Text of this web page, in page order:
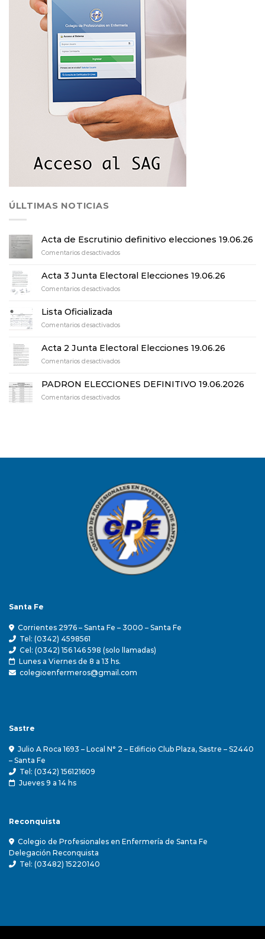
ÚLLTIMAS NOTICIAS
Acta de Escrutinio definitivo elecciones 19.06.26
Comentarios desactivadosen
de
Escrutinio
definitivo
Acta 3 Junta Electoral Elecciones 19.06.26
Comentarios desactivadosen
Electoral
19.06.26
Lista Oficializada
Comentarios desactivadosen
Oficializada
Acta 2 Junta Electoral Elecciones 19.06.26
Comentarios desactivadosen
2
Junta
Electoral
PADRON ELECCIONES DEFINITIVO 19.06.2026
Comentarios desactivadosen
Santa Fe
Corrientes 2976 – Santa Fe – 3000 – Santa Fe
Tel: (0342) 4598561
Cel: (0342) 156 146 598 (solo llamadas)
Lunes a Viernes de 8 a 13 hs.
colegioenfermeros@gmail.com
Sastre
Julio A Roca 1693 – Local N° 2 – Edificio Club Plaza, Sastre – S2440
– Santa Fe
Tel: (0342) 156121609
Jueves 9 a 14 hs
Reconquista
Colegio de Profesionales en Enfermería de Santa Fe
Delegación Reconquista
Tel: (03482) 15220140